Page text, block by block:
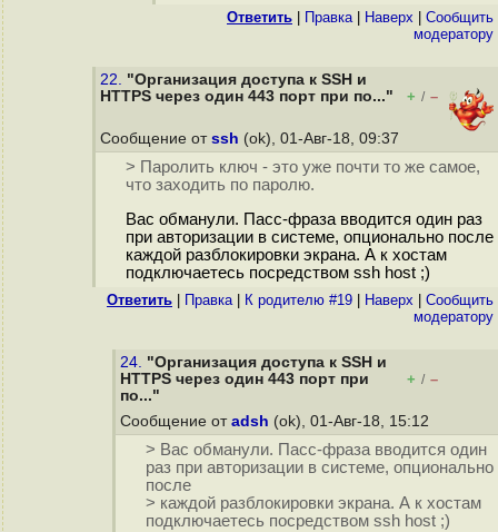
Ответить Правка| Наверх
Cообщить
модератору
22. "Организация доступа к SSH и
HTTPS через один 443 порт при по..."
+ / –
Сообщение от ssh (ok), 01-Авг-18, 09:37
> Паролить ключ - это уже почти то же самое,
что заходить по паролю.
Вас обманули. Пасс-фраза вводится один раз
при авторизации в системе, опционально после
каждой разблокировки экрана. А к хостам
подключаетесь посредством ssh host ;)
Ответить Правка| К родителю #19 Наверх
Cообщить
модератору
24. "Организация доступа к SSH и
HTTPS через один 443 порт при
по..."
+ / –
Сообщение от adsh (ok), 01-Авг-18, 15:12
> Вас обманули. Пасс-фраза вводится один
раз при авторизации в системе, опционально
после
> каждой разблокировки экрана. А к хостам
подключаетесь посредством ssh host ;)